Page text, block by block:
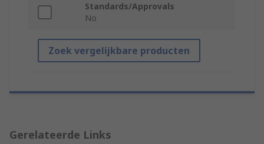
Standards/Approvals
No
Zoek vergelijkbare producten
Gerelateerde Links